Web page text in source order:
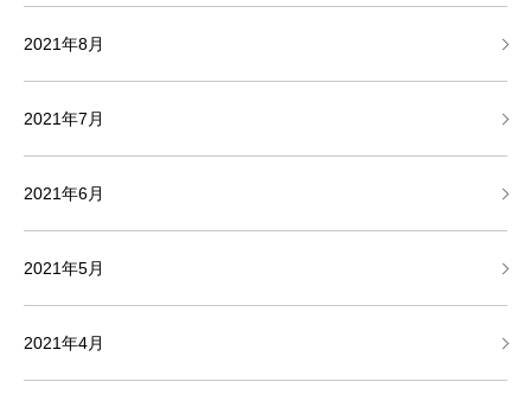
2021年8月
2021年7月
2021年6月
2021年5月
2021年4月